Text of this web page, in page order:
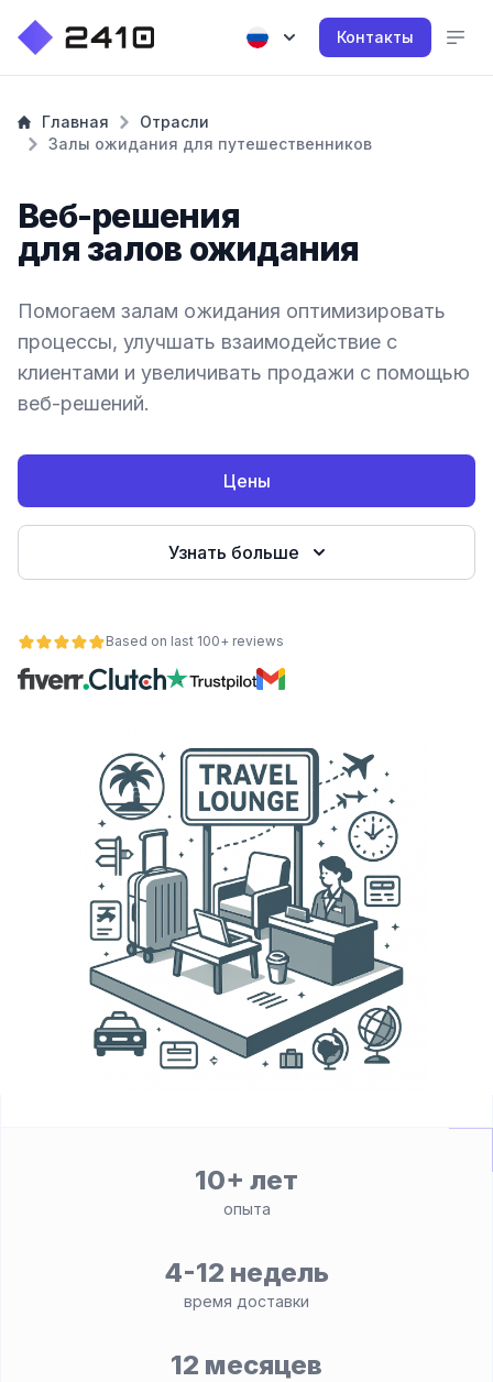
Контакты
Главная
Отрасли
Залы ожидания для путешественников
Веб-решения
для залов ожидания
Помогаем залам ожидания оптимизировать
процессы, улучшать взаимодействие с
клиентами и увеличивать продажи с помощью
веб-решений.
Цены
Узнать больше
Based on last 100+ reviews
10+ лет
опыта
4-12 недель
время доставки
12 месяцев